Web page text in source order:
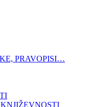
PRAVOPISI…